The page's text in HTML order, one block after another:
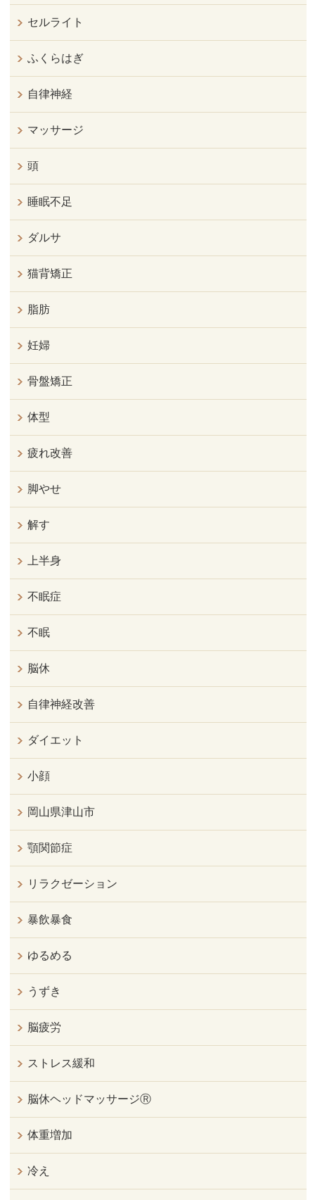
セルライト
ふくらはぎ
自律神経
マッサージ
頭
睡眠不足
ダルサ
猫背矯正
脂肪
妊婦
骨盤矯正
体型
疲れ改善
脚やせ
解す
上半身
不眠症
不眠
脳休
自律神経改善
ダイエット
小顔
岡山県津山市
顎関節症
リラクゼーション
暴飲暴食
ゆるめる
うずき
脳疲労
ストレス緩和
脳休ヘッドマッサージⓇ
体重増加
冷え